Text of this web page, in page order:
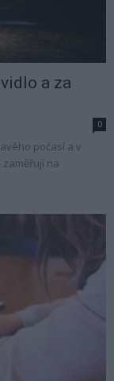
a za
0
počasí a v
na